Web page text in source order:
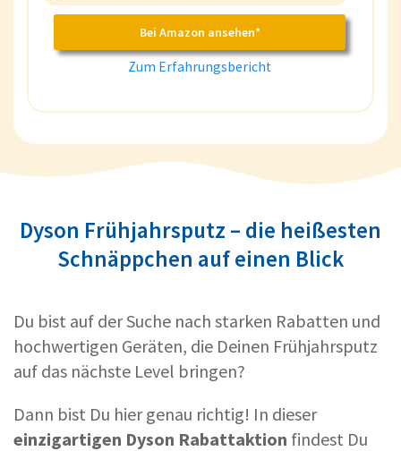
Bei Amazon ansehen*
Zum Erfahrungsbericht
Dyson Frühjahrsputz – die heißesten
Schnäppchen auf einen Blick
Du bist auf der Suche nach starken Rabatten und
hochwertigen Geräten, die Deinen Frühjahrsputz
auf das nächste Level bringen?
Dann bist Du hier genau richtig! In dieser
einzigartigen Dyson Rabattaktion findest Du